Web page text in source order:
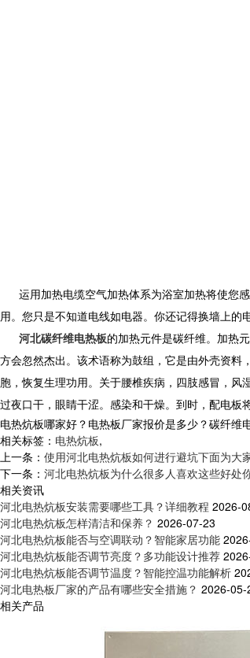
运用加热电缆空气加热体系为浴室加热将使您感
用。您只是不知道电线如电器。你还记得换墙上的
河北碳纤维电热板的加热元件是碳纤维。加热
方会忽然杰出。该术语称为鼓组，它是由外壳资
胞，恢复生理功用。关于腰椎疾病，四肢感冒，风
过夜口干，眼睛干涩。感染和干燥。到时，配电板
电热炕板哪家好？电热板厂家报价是多少？碳纤
相关标签： 电热炕板,
上一条： 使用河北电热炕板如何进行避坑下面为大
下一条： 河北电热炕板为什么很多人喜欢这些好处
相关资讯
河北电热炕板安装需要哪些工具？详细教程 2026-
河北电热炕板怎样清洁和保养？ 2026-07-23
河北电热炕板能否与空调联动？智能家居功能
河北电热炕板能否调节亮度？多功能设计推荐
河北电热炕板能否调节温度？智能控温功能解析
河北电热板厂家的产品有哪些安全措施？ 2026-05-
相关产品